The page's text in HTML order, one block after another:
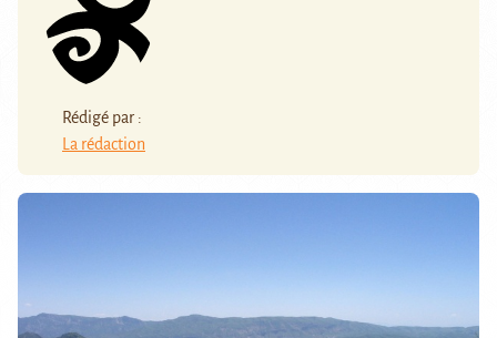
Rédigé par :
La rédaction